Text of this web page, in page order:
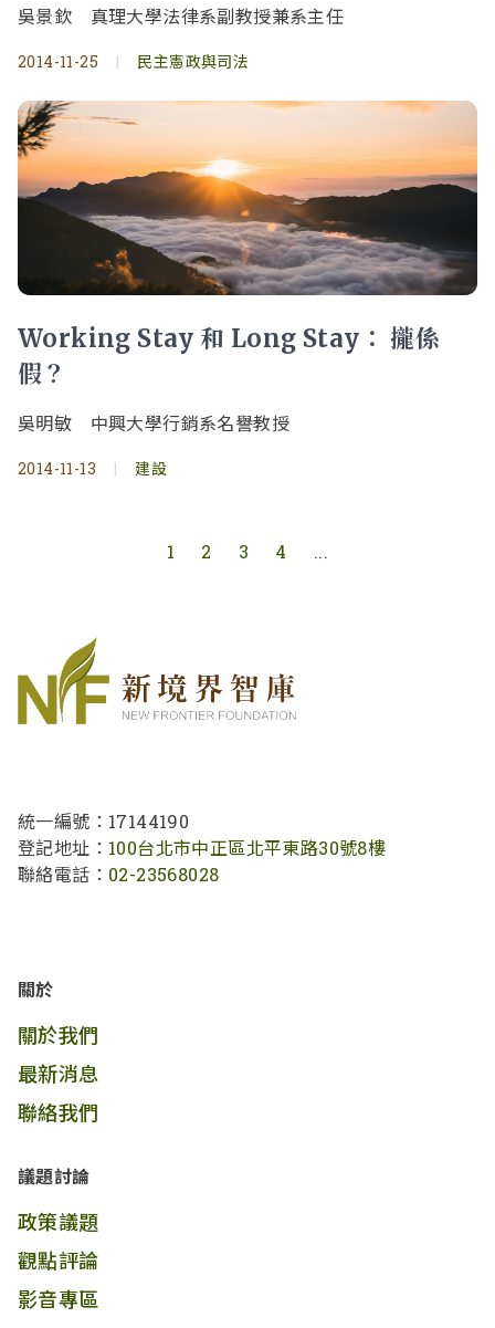
吳景欽 真理大學法律系副教授兼系主任
2014-11-25 | 民主憲政與司法
Working Stay 和 Long Stay： 攏係
假？
吳明敏 中興大學行銷系名譽教授
2014-11-13 | 建設
1 2 3 4 ...
統一編號：17144190
登記地址： 100台北市中正區北平東路30號8樓
聯絡電話： 02-23568028
關於
關於我們
最新消息
聯絡我們
議題討論
政策議題
觀點評論
影音專區